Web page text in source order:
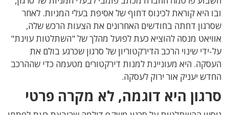
ובו היא קוראת לכינוס דחוף של אסיפת בעלי המניות. לאחר
שסרגון דחתה בחודשים האחרונים את הצעות הרכש שלה,
אוויאט מנסה להוציא כעת לפועל מהלך של "השתלטות עוינת"
על-ידי שינוי הרכב הדירקטוריון של סרגון שכרגע בולם את
העסקה. היא מעוניינת למנות דירקטורים מטעמה כדי שההרכב
החדש יעניק אור ירוק לעסקה.
סרגון היא דוגמה, לא מקרה פרטי